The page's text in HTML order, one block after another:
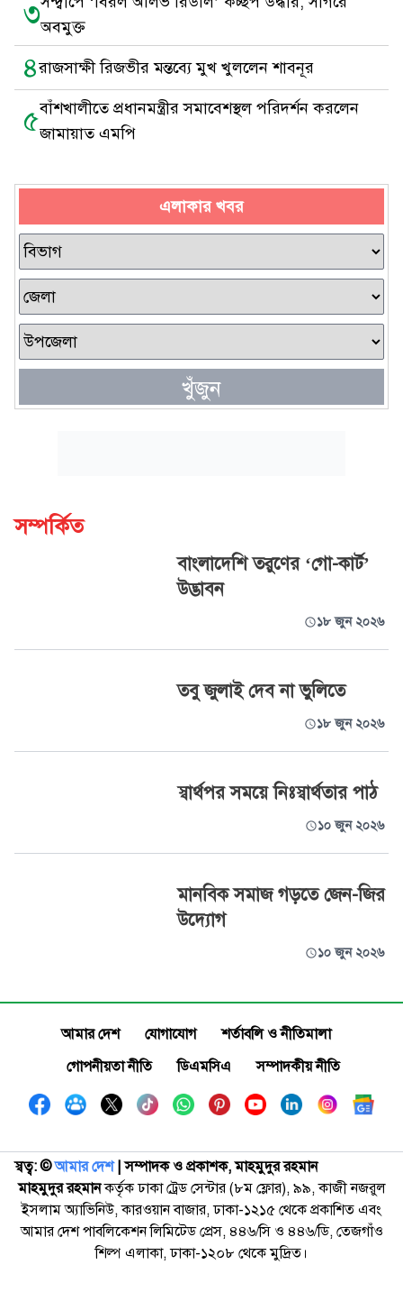
৩অবমুক্ত
৪রাজসাক্ষী রিজভীর মন্তব্যে মুখ খুললেন শাবনূর
৫বাঁশখালীতে প্রধানমন্ত্রীর সমাবেশস্থল পরিদর্শন করলেন
জামায়াত এমপি
এলাকার খবর
খুঁজুন
সম্পর্কিত
বাংলাদেশি তরুণের ‘গো-কার্ট’
উদ্ভাবন
১৮ জুন ২০২৬
তবু জুলাই দেব না ভুলিতে
১৮ জুন ২০২৬
স্বার্থপর সময়ে নিঃস্বার্থতার পাঠ
১০ জুন ২০২৬
মানবিক সমাজ গড়তে জেন-জির
উদ্যোগ
১০ জুন ২০২৬
আমার দেশ যোগাযোগ
শর্তাবলি ও নীতিমালা
গোপনীয়তা নীতি
ডিএমসিএ সম্পাদকীয় নীতি
স্বত্ব: ©️আমার দেশ| সম্পাদক ও প্রকাশক, মাহমুদুর রহমান
মাহমুদুর রহমানকর্তৃক ঢাকা ট্রেড সেন্টার (৮ম ফ্লোর), ৯৯, কাজী নজরুল
ইসলাম অ্যাভিনিউ, কারওয়ান বাজার, ঢাকা-১২১৫ থেকে প্রকাশিত এবং
আমার দেশ পাবলিকেশন লিমিটেড প্রেস, ৪৪৬/সি ও ৪৪৬/ডি, তেজগাঁও
শিল্প এলাকা, ঢাকা-১২০৮ থেকে মুদ্রিত।